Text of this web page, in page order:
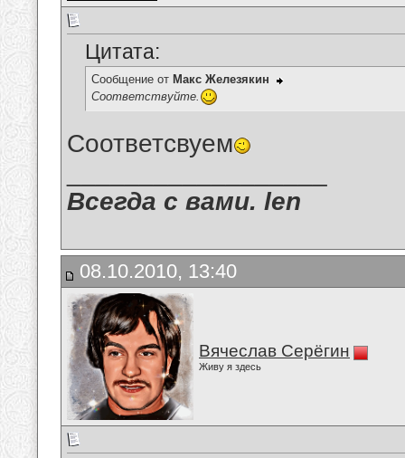
Цитата:
Сообщение от Макс Железякин
Соответствуйте.
Соответсвуем
Всегда с вами. len
08.10.2010, 13:40
Вячеслав Серёгин
Живу я здесь